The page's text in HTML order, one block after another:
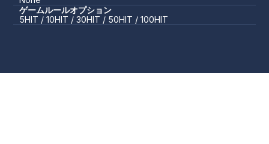
ゲームルールオプション
5HIT / 10HIT / 30HIT / 50HIT / 100HIT